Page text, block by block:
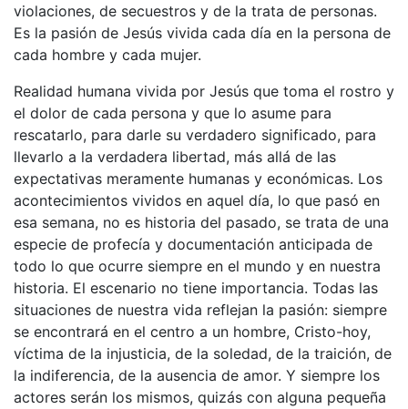
violaciones, de secuestros y de la trata de personas.
Es la pasión de Jesús vivida cada día en la persona de
cada hombre y cada mujer.
Realidad humana vivida por Jesús que toma el rostro y
el dolor de cada persona y que lo asume para
rescatarlo, para darle su verdadero significado, para
llevarlo a la verdadera libertad, más allá de las
expectativas meramente humanas y económicas. Los
acontecimientos vividos en aquel día, lo que pasó en
esa semana, no es historia del pasado, se trata de una
especie de profecía y documentación anticipada de
todo lo que ocurre siempre en el mundo y en nuestra
historia. El escenario no tiene importancia. Todas las
situaciones de nuestra vida reflejan la pasión: siempre
se encontrará en el centro a un hombre, Cristo-hoy,
víctima de la injusticia, de la soledad, de la traición, de
la indiferencia, de la ausencia de amor. Y siempre los
actores serán los mismos, quizás con alguna pequeña